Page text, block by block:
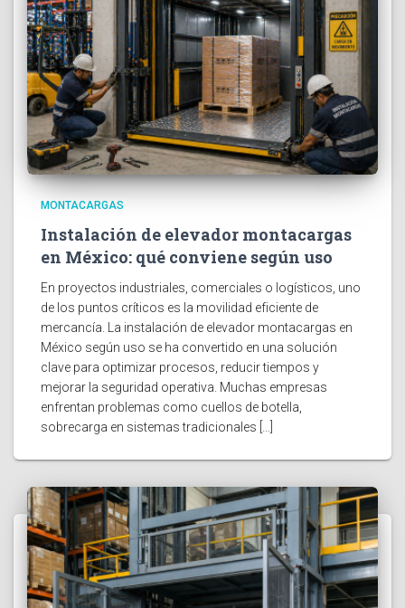
MONTACARGAS
Instalación de elevador montacargas
en México: qué conviene según uso
En proyectos industriales, comerciales o logísticos, uno
de los puntos críticos es la movilidad eficiente de
mercancía. La instalación de elevador montacargas en
México según uso se ha convertido en una solución
clave para optimizar procesos, reducir tiempos y
mejorar la seguridad operativa. Muchas empresas
enfrentan problemas como cuellos de botella,
sobrecarga en sistemas tradicionales […]